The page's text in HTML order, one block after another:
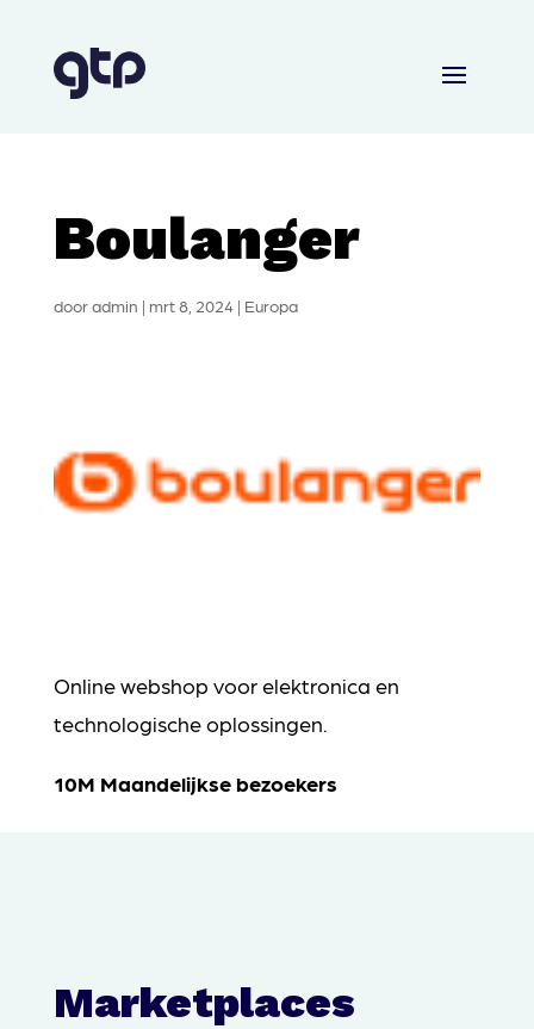
Boulanger
dooradmin | mrt 8, 2024| Europa
Online webshop voor elektronica en
technologische oplossingen.
10M Maandelijkse bezoekers
Marketplaces